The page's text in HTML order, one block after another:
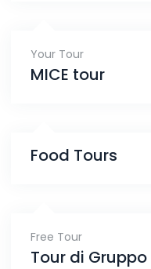
Your Tour
MICE tour
Food Tours
Free Tour
Tour di